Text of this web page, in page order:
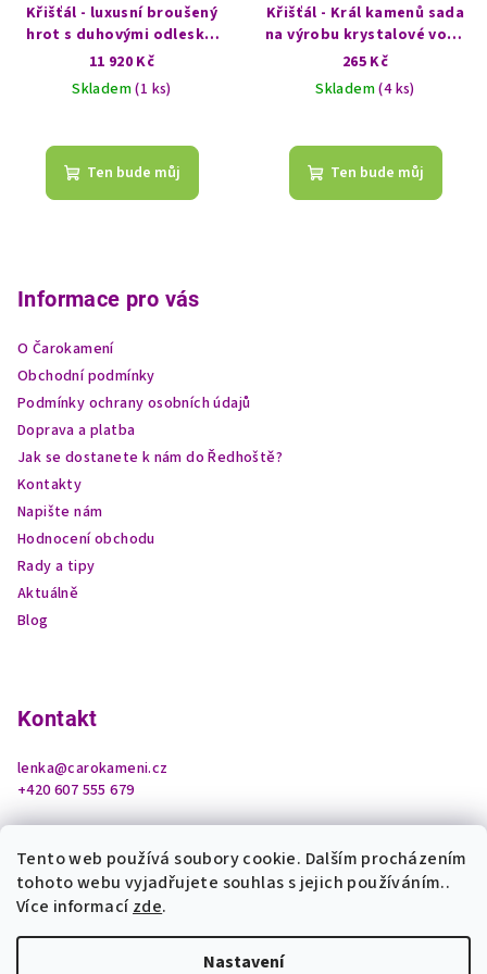
Tento web používá soubory cookie. Dalším procházením
tohoto webu vyjadřujete souhlas s jejich používáním..
Více informacízde.
Nastavení
Křišťál - luxusní broušený
hrot s duhovými odlesky,
inkluzí hematitu a
bohatým vnitřním světem -
Král kamenů
11 920 Kč
Skladem(1 ks)
Ten bude můj
Křišťál - Král kamenů sada
na výrobu krystalové vody
250g
265 Kč
Skladem(4 ks)
hodnocení
produktu
Ten bude můj
Informace pro vás
O Čarokamení
Obchodní podmínky
Podmínky ochrany osobních údajů
Doprava a platba
Jak se dostanete k nám do Ředhoště?
Kontakty
Napište nám
Hodnocení obchodu
Rady a tipy
Aktuálně
Blog
Kontakt
lenka@carokameni.cz
+420 607 555 679